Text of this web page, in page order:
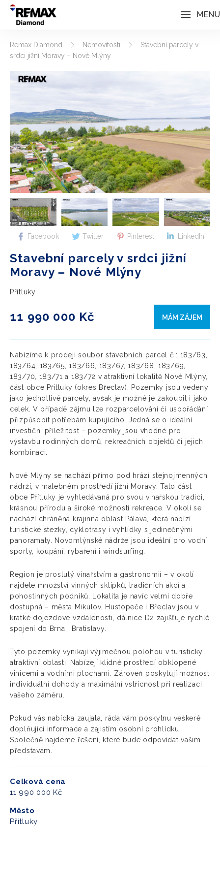
MENU
Remax Diamond Nemovitosti
Stavební parcely v
srdci jižní Moravy – Nové Mlýny
Facebook Twitter Pinterest LinkedIn
Stavební parcely v srdci jižní
Moravy – Nové Mlýny
Přítluky
11 990 000 Kč MÁM ZÁJEM
Nabízíme k prodeji soubor stavebních parcel č.: 183/63,
183/64, 183/65, 183/66, 183/67, 183/68, 183/69,
183/70, 183/71 a 183/72 v atraktivní lokalitě Nové Mlýny,
část obce Přítluky (okres Břeclav). Pozemky jsou vedeny
jako jednotlivé parcely, avšak je možné je zakoupit i jako
celek. V případě zájmu lze rozparcelování či uspořádání
přizpůsobit potřebám kupujícího. Jedná se o ideální
investiční příležitost – pozemky jsou vhodné pro
výstavbu rodinných domů, rekreačních objektů či jejich
kombinaci.
Nové Mlýny se nachází přímo pod hrází stejnojmenných
nádrží, v malebném prostředí jižní Moravy. Tato část
obce Přítluky je vyhledávaná pro svou vinařskou tradici,
krásnou přírodu a široké možnosti rekreace. V okolí se
nachází chráněná krajinná oblast Pálava, která nabízí
turistické stezky, cyklotrasy i vyhlídky s jedinečnými
panoramaty. Novomlýnské nádrže jsou ideální pro vodní
sporty, koupání, rybaření i windsurfing.
Region je proslulý vinařstvím a gastronomií – v okolí
najdete množství vinných sklípků, tradičních akcí a
pohostinných podniků. Lokalita je navíc velmi dobře
dostupná – města Mikulov, Hustopeče i Břeclav jsou v
krátké dojezdové vzdálenosti, dálnice D2 zajišťuje rychlé
spojení do Brna i Bratislavy.
Tyto pozemky vynikají výjimečnou polohou v turisticky
atraktivní oblasti. Nabízejí klidné prostředí obklopené
vinicemi a vodními plochami. Zároveň poskytují možnost
individuální dohody a maximální vstřícnost při realizaci
vašeho záměru.
Pokud vás nabídka zaujala, ráda vám poskytnu veškeré
doplňující informace a zajistím osobní prohlídku.
Společně najdeme řešení, které bude odpovídat vašim
představám.
Celková cena
11 990 000 Kč
Město
Přítluky